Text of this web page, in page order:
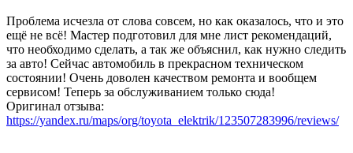
Проблема исчезла от слова совсем, но как оказалось, что и это
ещё не всё! Мастер подготовил для мне лист рекомендаций,
что необходимо сделать, а так же объяснил, как нужно следить
за авто! Сейчас автомобиль в прекрасном техническом
состоянии! Очень доволен качеством ремонта и вообщем
сервисом! Теперь за обслуживанием только сюда!
Оригинал отзыва:
https://yandex.ru/maps/org/toyota_elektrik/123507283996/reviews/